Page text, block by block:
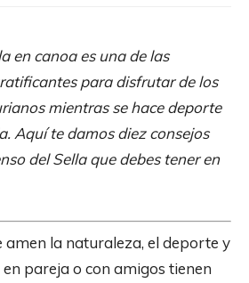
en canoa es una de las
para disfrutar de los
mientras se hace deporte
Aquí te damos diez consejos
del Sella que debes tener en
amen la naturaleza, el deporte y
pareja o con amigos tienen